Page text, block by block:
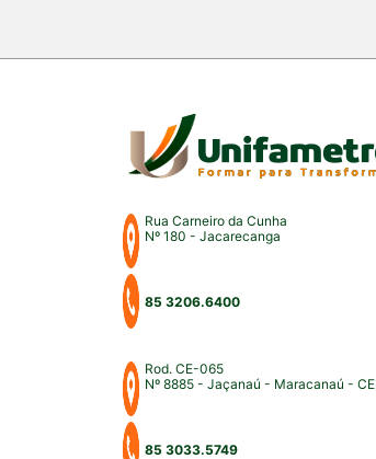
Rua Carneiro da Cunha
Nº 180 - Jacarecanga
85 3206.6400
Rod. CE-065
Nº 8885 - Jaçanaú - Maracanaú - CE
85 3033.5749